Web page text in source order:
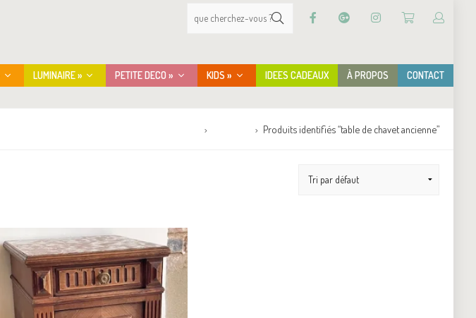
LUMINAIRE » PETITE DECO » KIDS » IDEES CADEAUX À PROPOS CONTACT
Produits identifiés “table de chavet ancienne”